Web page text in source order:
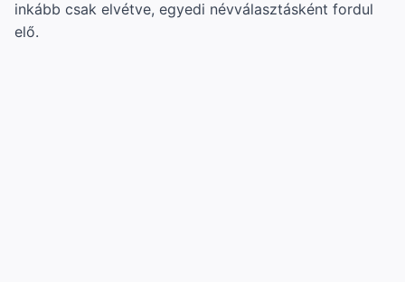
inkább csak elvétve, egyedi névválasztásként fordul
elő.